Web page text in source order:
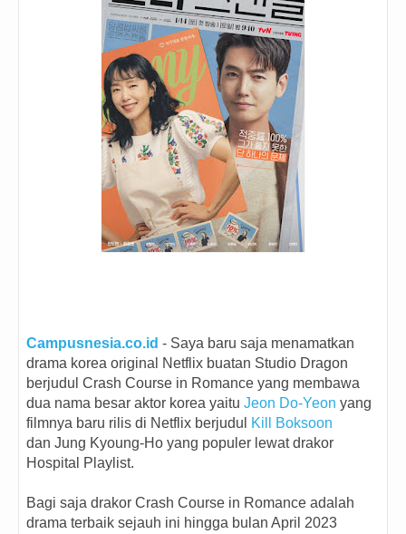
Campusnesia.co.id - Saya baru saja menamatkan
drama korea original Netflix buatan Studio Dragon
berjudul Crash Course in Romance yang membawa
dua nama besar aktor korea yaitu Jeon Do-Yeon yang
filmnya baru rilis di Netflix berjudul
Kill Boksoon
dan Jung Kyoung-Ho yang populer lewat drakor
Hospital Playlist.
Bagi saja drakor Crash Course in Romance adalah
drama terbaik sejauh ini hingga bulan April 2023